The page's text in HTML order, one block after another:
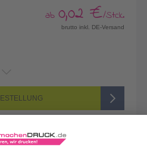
ab 0,02 €/Stck.
brutto inkl. DE-Versand
(5,5 x 15,5